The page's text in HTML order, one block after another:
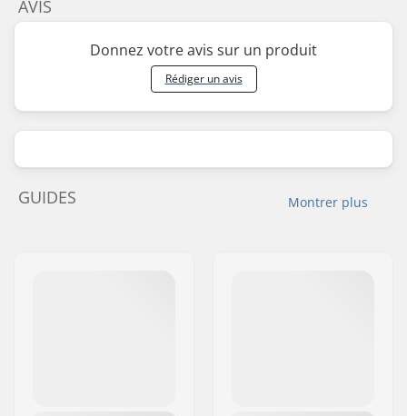
AVIS
Donnez votre avis sur un produit
Rédiger un avis
Montrer plus
GUIDES